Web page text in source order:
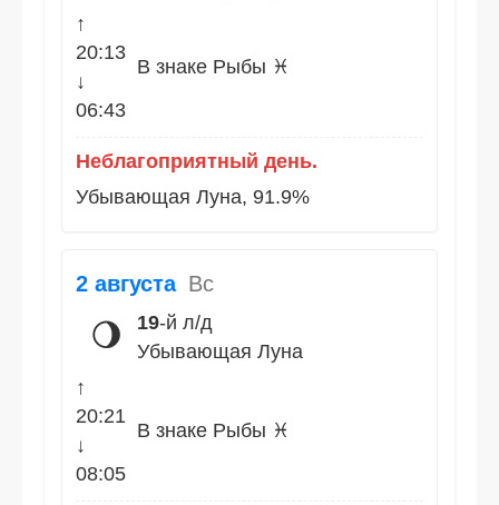
↑
20:13
↓
06:43
В знаке Рыбы ♓
Неблагоприятный день.
Убывающая Луна, 91.9%
2 августа Вс
🌖 19-й л/д
Убывающая Луна
↑
20:21
↓
08:05
В знаке Рыбы ♓